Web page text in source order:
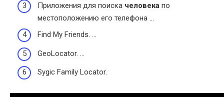
Приложения для поиска человека по
местоположению его телефона …
Find My Friends. …
GeoLocator. …
Sygic Family Locator.